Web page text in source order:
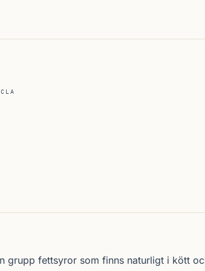
CLA
grupp fettsyror som finns naturligt i kött